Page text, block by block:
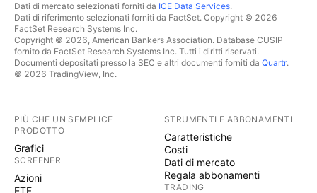
Dati di mercato selezionati forniti da ICE Data Services.
Dati di riferimento selezionati forniti da FactSet. Copyright © 2026
FactSet Research Systems Inc.
Copyright © 2026, American Bankers Association. Database CUSIP
fornito da FactSet Research Systems Inc. Tutti i diritti riservati.
Documenti depositati presso la SEC e altri documenti forniti da Quartr.
© 2026 TradingView, Inc.
PIÙ CHE UN SEMPLICE
PRODOTTO
Grafici
SCREENER
Azioni
ETF
STRUMENTI E ABBONAMENTI
Caratteristiche
Costi
Dati di mercato
Regala abbonamenti
TRADING